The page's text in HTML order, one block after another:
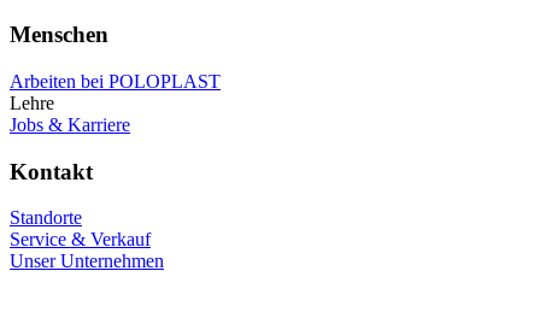
Menschen
Arbeiten bei POLOPLAST
Lehre
Jobs & Karriere
Kontakt
Standorte
Service & Verkauf
Unser Unternehmen